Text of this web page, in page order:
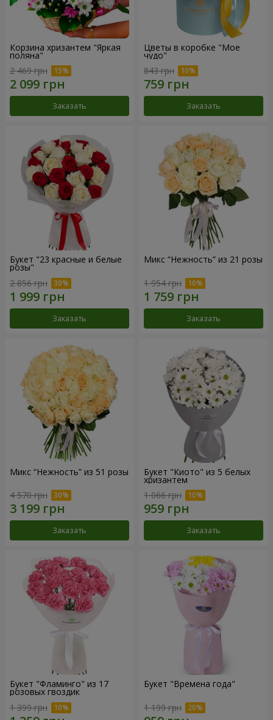
Корзина хризантем "Яркая
поляна"
2 469 грн
Заказать
Цветы в коробке "Мое
чудо"
843 грн
Заказать
Букет "23 красные и белые
розы"
2 856 грн
Заказать
Микс “Нежность” из 21 розы
1 954 грн
Заказать
Микс “Нежность” из 51 розы
4 570 грн
Заказать
Букет "Киото" из 5 белых
хризантем
1 066 грн
Заказать
Букет "Фламинго" из 17
розовых гвоздик
1 399 грн
Букет "Времена года"
1 199 грн